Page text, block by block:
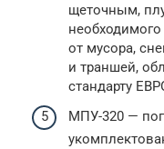
щеточным,
от мусора,
и траншей,
стандарту
МПУ-320 —